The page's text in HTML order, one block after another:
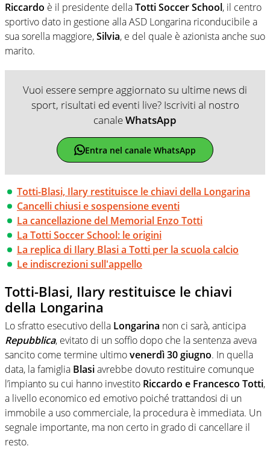
Riccardo è il presidente dellaTotti Soccer School, il centro
sportivo dato in gestione alla ASD Longarina riconducibile a
sua sorella maggiore,Silvia, e del quale è azionista anche suo
marito.
Vuoi essere sempre aggiornato su ultime news di
sport, risultati ed eventi live? Iscriviti al nostro
canaleWhatsApp
Entra nel canale WhatsApp
Totti-Blasi, Ilary restituisce le chiavi della Longarina
Cancelli chiusi e sospensione eventi
La cancellazione del Memorial Enzo Totti
La Totti Soccer School: le origini
La replica di Ilary Blasi a Totti per la scuola calcio
Le indiscrezioni sull'appello
Totti-Blasi, Ilary restituisce le chiavi
della Longarina
Lo sfratto esecutivo della Longarina non ci sarà, anticipa
Repubblica, evitato di un soffio dopo che la sentenza aveva
sancito come termine ultimovenerdì 30 giugno. In quella
data, la famiglia Blasiavrebbe dovuto restituire comunque
l’impianto su cui hanno investito Riccardo e Francesco Totti,
a livello economico ed emotivo poiché trattandosi di un
immobile a uso commerciale, la procedura è immediata. Un
segnale importante, ma non certo in grado di cancellare il
resto.